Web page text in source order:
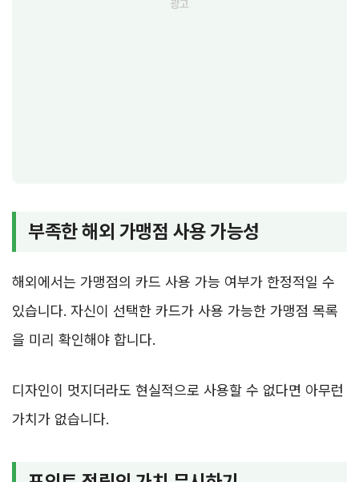
부족한 해외 가맹점 사용 가능성
해외에서는 가맹점의 카드 사용 가능 여부가 한정적일 수
있습니다. 자신이 선택한 카드가 사용 가능한 가맹점 목록
을 미리 확인해야 합니다.
디자인이 멋지더라도 현실적으로 사용할 수 없다면 아무런
가치가 없습니다.